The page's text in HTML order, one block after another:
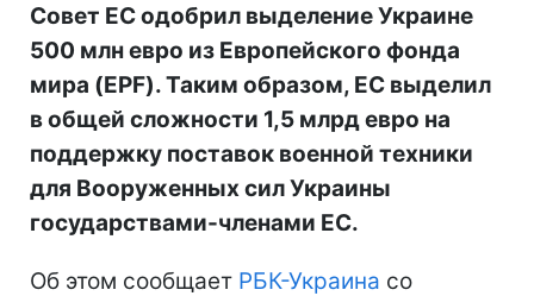
Совет ЕС одобрил выделение Украине
500 млн евро из Европейского фонда
мира (EPF). Таким образом, ЕС выделил
в общей сложности 1,5 млрд евро на
поддержку поставок военной техники
для Вооруженных сил Украины
государствами-членами ЕС.
Об этом сообщает РБК-Украина со